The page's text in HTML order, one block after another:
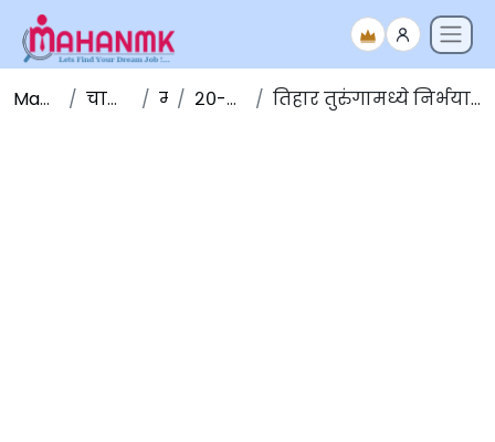
Maha NMK चालू घडामोडी मार्च २०-मार्च-२०२० तिहार तुरुंगामध्ये निर्भया प्रकरणातील आरोपींना फाशी